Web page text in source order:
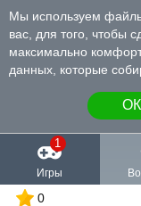
Мы используем
вас, для того, чтобы
максимально
данных, которые
ОК
1
Игры
0